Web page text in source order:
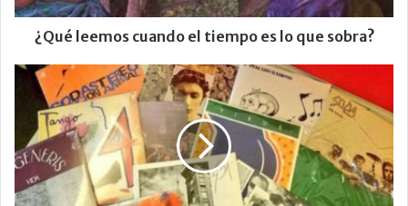
¿Qué leemos cuando el tiempo es lo que sobra?